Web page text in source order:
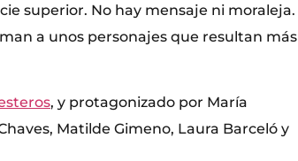
superior. No hay mensaje ni moraleja.
a unos personajes que resultan más
, y protagonizado por María
Matilde Gimeno, Laura Barceló y